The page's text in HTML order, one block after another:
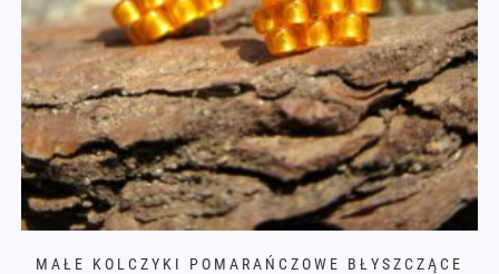
MAŁE KOLCZYKI POMARAŃCZOWE BŁYSZCZĄCE